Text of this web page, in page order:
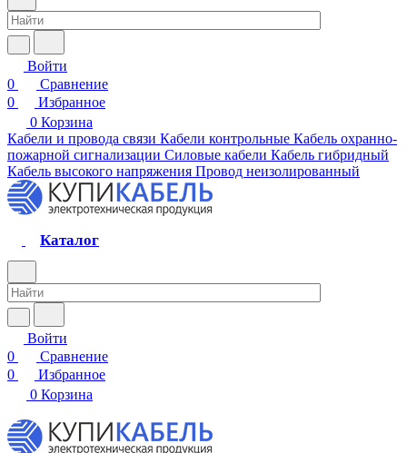
Войти
0
Сравнение
0
Избранное
0 Корзина
Кабели и провода связи Кабели контрольные Кабель охранно-
пожарной сигнализации Силовые кабели Кабель гибридный
Кабель высокого напряжения Провод неизолированный
Каталог
Войти
0
Сравнение
0
Избранное
0 Корзина